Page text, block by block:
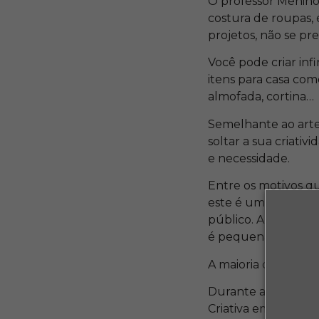
costura de roupas,
projetos, não se
Você pode criar
itens para casa
almofada, cortina…
Semelhante ao
soltar a sua
e necessidade.
Entre os motivos
este é um
público. Além
é pequena e o
A maioria das
Durante a
Criativa em